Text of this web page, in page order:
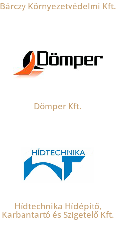
Bárczy Környezetvédelmi Kft.
Dömper Kft.
Hídtechnika Hídépítő,
Karbantartó és Szigetelő Kft.